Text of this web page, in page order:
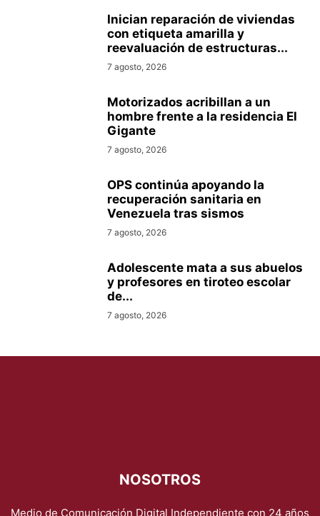
Inician reparación de viviendas
con etiqueta amarilla y
reevaluación de estructuras...
7 agosto, 2026
Motorizados acribillan a un
hombre frente a la residencia El
Gigante
7 agosto, 2026
OPS continúa apoyando la
recuperación sanitaria en
Venezuela tras sismos
7 agosto, 2026
Adolescente mata a sus abuelos
y profesores en tiroteo escolar
de...
7 agosto, 2026
NOSOTROS
Medio de Comunicación Digital Independiente con 24 años